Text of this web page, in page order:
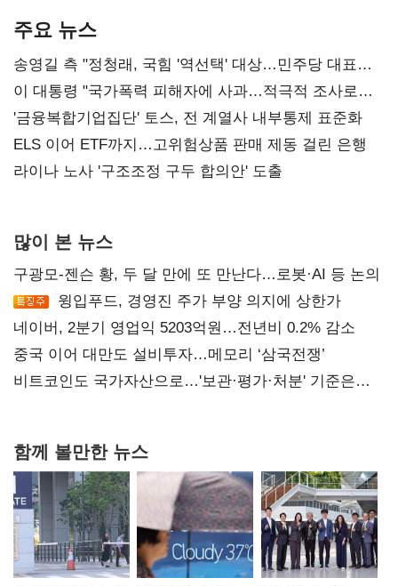
주요 뉴스
송영길 측 "정청래, 국힘 '역선택' 대상…민주당 대표로
총선 지휘 못해"
이 대통령 "국가폭력 피해자에 사과…적극적 조사로
진실 밝혀야"
'금융복합기업집단' 토스, 전 계열사 내부통제 표준화
ELS 이어 ETF까지…고위험상품 판매 제동 걸린 은행
라이나 노사 '구조조정 구두 합의안' 도출
많이 본 뉴스
구광모-젠슨 황, 두 달 만에 또 만난다…로봇·AI 등 논의
윙입푸드, 경영진 주가 부양 의지에 상한가
네이버, 2분기 영업익 5203억원…전년비 0.2% 감소
중국 이어 대만도 설비투자…메모리 ‘삼국전쟁’
비트코인도 국가자산으로…'보관·평가·처분' 기준은
함께 볼만한 뉴스